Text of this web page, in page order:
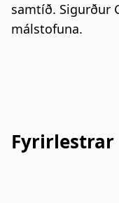
samtíð. Sigurður
málstofuna.
Fyrirlestrar